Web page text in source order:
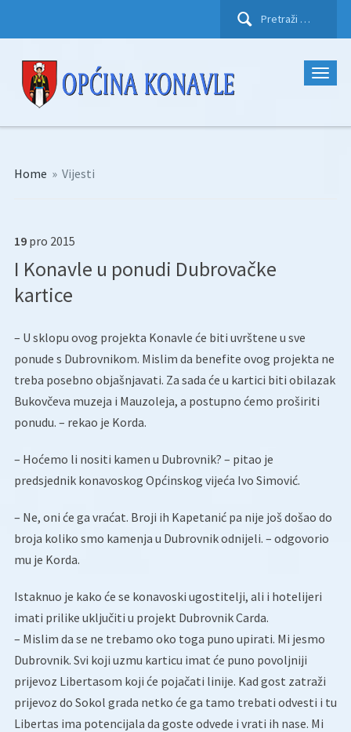
Pretraži:
Home » Vijesti
19 pro 2015
I Konavle u ponudi Dubrovačke
kartice
– U sklopu ovog projekta Konavle će biti uvrštene u sve
ponude s Dubrovnikom. Mislim da benefite ovog projekta ne
treba posebno objašnjavati. Za sada će u kartici biti obilazak
Bukovčeva muzeja i Mauzoleja, a postupno ćemo proširiti
ponudu. – rekao je Korda.
– Hoćemo li nositi kamen u Dubrovnik? – pitao je
predsjednik konavoskog Općinskog vijeća Ivo Simović.
– Ne, oni će ga vraćat. Broji ih Kapetanić pa nije još došao do
broja koliko smo kamenja u Dubrovnik odnijeli. – odgovorio
mu je Korda.
Istaknuo je kako će se konavoski ugostitelji, ali i hotelijeri
imati prilike uključiti u projekt Dubrovnik Carda.
– Mislim da se ne trebamo oko toga puno upirati. Mi jesmo
Dubrovnik. Svi koji uzmu karticu imat će puno povoljniji
prijevoz Libertasom koji će pojačati linije. Kad gost zatraži
prijevoz do Sokol grada netko će ga tamo trebati odvesti i tu
Libertas ima potencijala da goste odvede i vrati ih nase. Mi